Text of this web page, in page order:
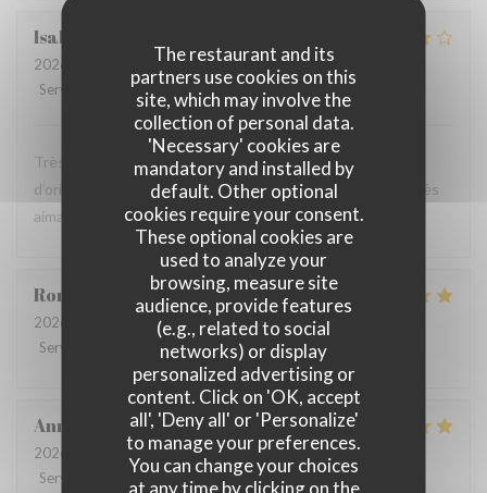
The restaurant and its
partners use cookies on this
site, which may involve the
collection of personal data.
'Necessary' cookies are
mandatory and installed by
default. Other optional
cookies require your consent.
These optional cookies are
used to analyze your
browsing, measure site
audience, provide features
(e.g., related to social
networks) or display
personalized advertising or
content. Click on 'OK, accept
all', 'Deny all' or 'Personalize'
to manage your preferences.
You can change your choices
at any time by clicking on the
Isabelle
2026-07-10
- 13:00 - Guests 3
Service
Ambiance: 4 /5 Food :5/5 Value:4/5
Très bon déjeuner avec des saveurs variées et un zeste
d’originalité pour rendre les plats savoureux. Un service très
aimable, ce qui est toujours agréable !
Romain
2026-07-08
- 12:15 - Guests 2
Service
Ambiance: 5/5 Food: 5/5 Value
Anne
2026-07-09
- 12:30 - Guests 2
Service
Ambiance: 4/5 Food: 4 /5 Value: 4/5